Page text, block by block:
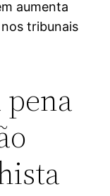
aumenta
tribunais